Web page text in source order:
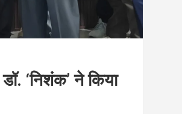
‘निशंक’ ने किया